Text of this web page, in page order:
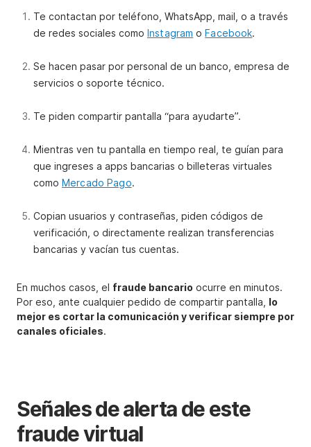
Te contactan por teléfono, WhatsApp, mail, o a través
de redes sociales como Instagram oFacebook.
Se hacen pasar por personal de un banco, empresa de
servicios o soporte técnico.
Te piden compartir pantalla “para ayudarte”.
Mientras ven tu pantalla en tiempo real, te guían para
que ingreses a apps bancarias o billeteras virtuales
como Mercado Pago.
Copian usuarios y contraseñas, piden códigos de
verificación, o directamente realizan transferencias
bancarias y vacían tus cuentas.
En muchos casos, el fraude bancario ocurre en minutos.
Por eso, ante cualquier pedido de compartir pantalla, lo
mejor es cortar la comunicación y verificar siempre por
canales oficiales.
Señales de alerta de este
fraude virtual